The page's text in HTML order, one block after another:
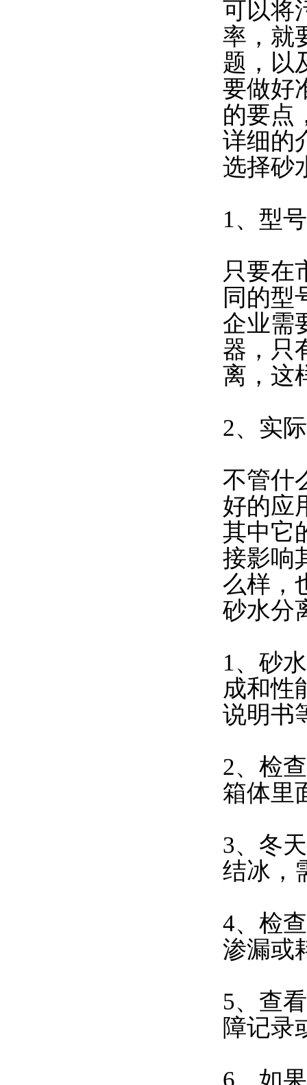
可以将
率，就
题，以
要做好
的要点
详细的
选择砂
1、型
只要在
同的型
企业需
器，只
离，这
2、实
不管什
好的应
其中它
接影响
么样，
砂水分
1、砂
成和性
说明书
2、检
箱体里
3、冬
结冰，
4、检
渗漏或
5、查
障记录